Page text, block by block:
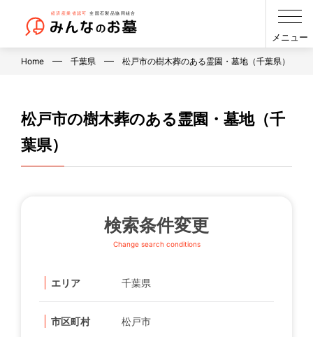
メニュー
Home 千葉県 松戸市の樹木葬のある霊園・墓地（千葉県）
松戸市の樹木葬のある霊園・墓地（千
葉県）
検索条件変更
Change search conditions
エリア 千葉県
市区町村 松戸市